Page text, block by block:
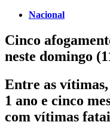
Nacional
Cinco
neste domingo
Entre as vítimas,
1 ano e cinco
com vítimas